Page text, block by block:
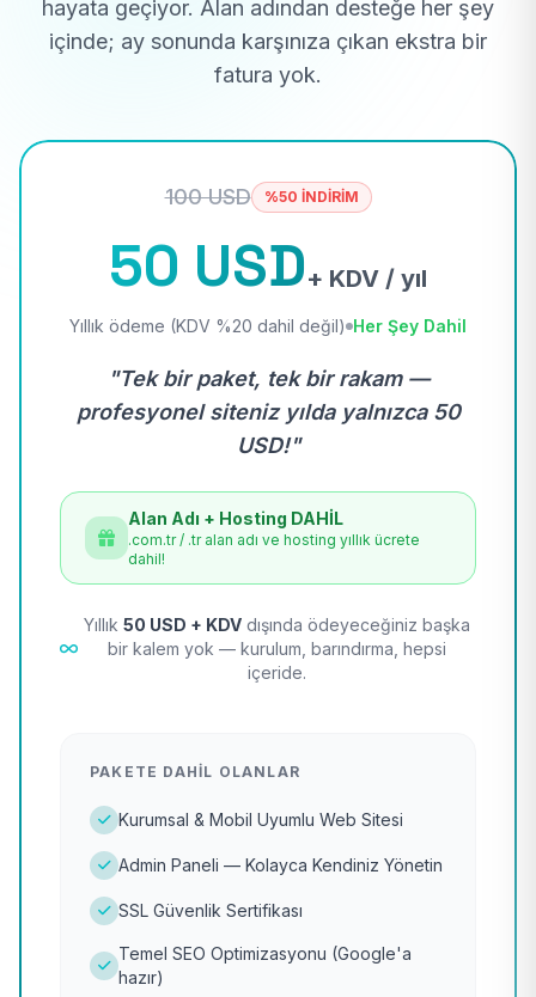
hayata geçiyor. Alan adından desteğe her şey
içinde; ay sonunda karşınıza çıkan ekstra bir
fatura yok.
100 USD %50 İNDİRİM
50 USD+ KDV / yıl
Yıllık ödeme (KDV %20 dahil değil) Her Şey Dahil
"Tek bir paket, tek bir rakam —
profesyonel siteniz yılda yalnızca 50
USD!"
Alan Adı + Hosting DAHİL
.com.tr / .tr alan adı ve hosting yıllık ücrete
dahil!
Yıllık 50 USD + KDV dışında ödeyeceğiniz başka
bir kalem yok — kurulum, barındırma, hepsi
içeride.
PAKETE DAHIL OLANLAR
Kurumsal & Mobil Uyumlu Web Sitesi
Admin Paneli — Kolayca Kendiniz Yönetin
SSL Güvenlik Sertifikası
Temel SEO Optimizasyonu (Google'a
hazır)